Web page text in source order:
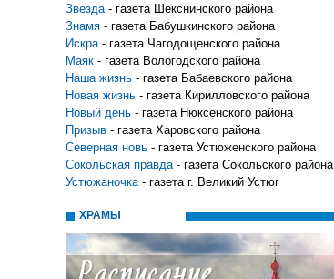
Звезда - газета Шекснинского района
Знамя - газета Бабушкинского района
Искра - газета Чагодощенского района
Маяк - газета Вологодского района
Наша жизнь - газета Бабаевского района
Новая жизнь - газета Кирилловского района
Новый день - газета Нюксенского района
Призыв - газета Харовского района
Северная новь - газета Устюженского района
Сокольская правда - газета Сокольского района
Устюжаночка - газета г. Великий Устюг
ХРАМЫ